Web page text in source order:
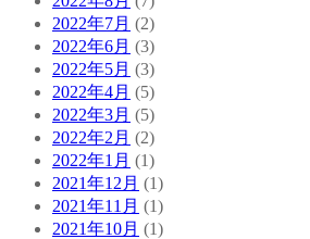
2022年7月 (2)
2022年6月 (3)
2022年5月 (3)
2022年4月 (5)
2022年3月 (5)
2022年2月 (2)
2022年1月 (1)
2021年12月 (1)
2021年11月 (1)
2021年10月 (1)